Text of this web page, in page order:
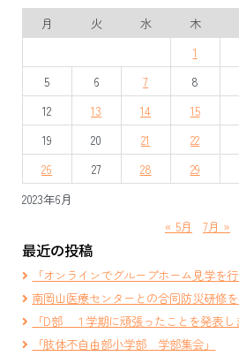
2023年6月
月 火 水 木
1
5
6 7 8
12
13 14 15
19
20 21 22
26
27 28 29
« 5月 7月 »
最近の投稿
「オンラインでグループホーム見学を行
南岡山医療センターとの合同防災研修
「D部 １学期に頑張ったことを発表し
「肢体不自由部小学部 学部集会」